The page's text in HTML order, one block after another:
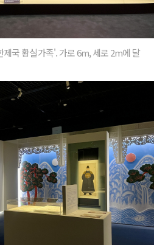
제국 황실가족'. 가로 6m, 세로 2m에 달